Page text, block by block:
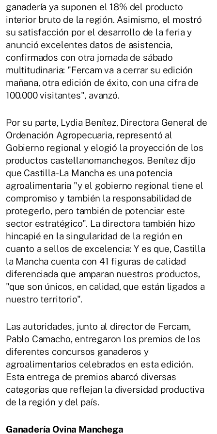
ganadería ya suponen el 18% del producto
interior bruto de la región. Asimismo, el mostró
su satisfacción por el desarrollo de la feria y
anunció excelentes datos de asistencia,
confirmados con otra jornada de sábado
multitudinaria: "Fercam va a cerrar su edición
mañana, otra edición de éxito, con una cifra de
100.000 visitantes", avanzó.
Por su parte, Lydia Benítez, Directora General de
Ordenación Agropecuaria, representó al
Gobierno regional y elogió la proyección de los
productos castellanomanchegos. Benítez dijo
que Castilla-La Mancha es una potencia
agroalimentaria "y el gobierno regional tiene el
compromiso y también la responsabilidad de
protegerlo, pero también de potenciar este
sector estratégico". La directora también hizo
hincapié en la singularidad de la región en
cuanto a sellos de excelencia: Y es que, Castilla
la Mancha cuenta con 41 figuras de calidad
diferenciada que amparan nuestros productos,
"que son únicos, en calidad, que están ligados a
nuestro territorio".
Las autoridades, junto al director de Fercam,
Pablo Camacho, entregaron los premios de los
diferentes concursos ganaderos y
agroalimentarios celebrados en esta edición.
Esta entrega de premios abarcó diversas
categorías que reflejan la diversidad productiva
de la región y del país.
Ganadería Ovina Manchega